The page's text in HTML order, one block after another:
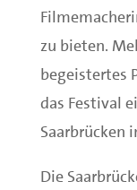
zu bieten.
begeistertes
das Festival
Saarbrücken
Die